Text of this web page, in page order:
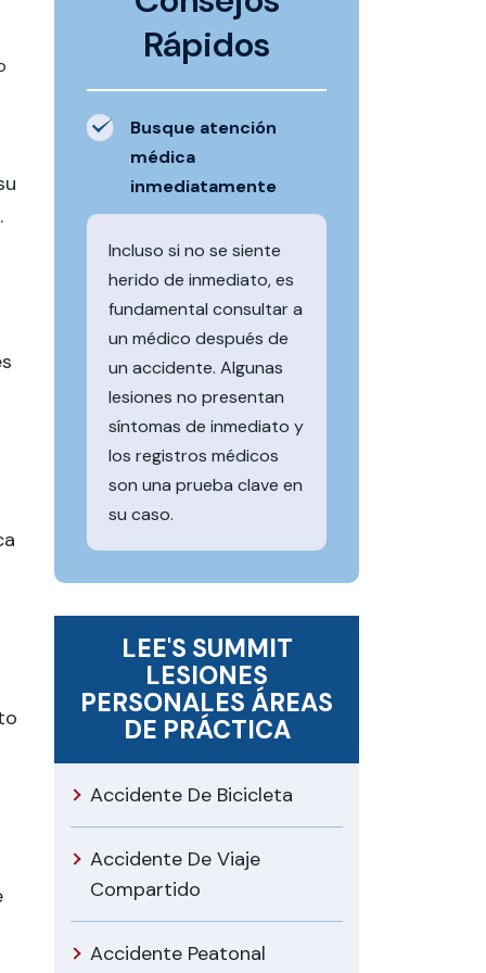
Rápidos
Busque atención
médica
inmediatamente
Incluso si no se siente
herido de inmediato, es
fundamental consultar a
un médico después de
un accidente. Algunas
lesiones no presentan
síntomas de inmediato y
los registros médicos
son una prueba clave en
su caso.
LEE'S SUMMIT
LESIONES
PERSONALES ÁREAS
DE PRÁCTICA
Accidente De Bicicleta
Accidente De Viaje
Compartido
Accidente Peatonal